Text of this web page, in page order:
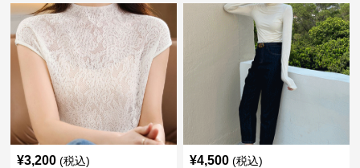
¥3,200 (税込) ¥4,500 (税込)